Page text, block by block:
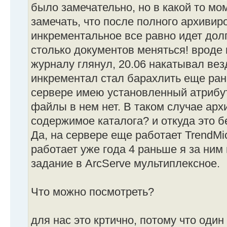
было замечательно, но в какой то
замечать, что после полного
инкрементальное все равно идет
столько документов меняться!
журналу глянул, 20.06 накатывал
инкрементал стал барахлить еще
сервере имею установленный
файлы в нем нет. В таком случае
содержимое каталога? и откуда это
Да, на сервере еще работает
работает уже года 4 раньше я за
задание в ArcServe мультиплексное.
Что можно посмотреть?
для нас это кртично, потому что